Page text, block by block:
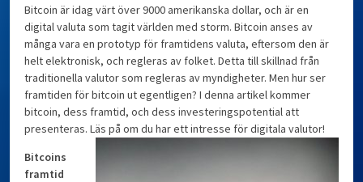
Bitcoin är idag värt över 9000 amerikanska dollar, och är en
digital valuta som tagit världen med storm. Bitcoin anses av
många vara en prototyp för framtidens valuta, eftersom den är
helt elektronisk, och regleras av folket. Detta till skillnad från
traditionella valutor som regleras av myndigheter. Men hur ser
framtiden för bitcoin ut egentligen? I denna artikel kommer
bitcoin, dess framtid, och dess investeringspotential att
presenteras. Läs på om du har ett intresse för digitala valutor!
Bitcoins
framtid